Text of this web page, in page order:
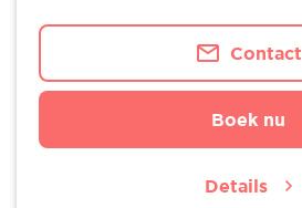
Contact
Boek nu
Details